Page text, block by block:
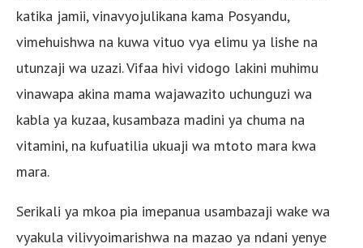
katika jamii, vinavyojulikana kama Posyandu,
vimehuishwa na kuwa vituo vya elimu ya lishe na
utunzaji wa uzazi. Vifaa hivi vidogo lakini muhimu
vinawapa akina mama wajawazito uchunguzi wa
kabla ya kuzaa, kusambaza madini ya chuma na
vitamini, na kufuatilia ukuaji wa mtoto mara kwa
mara.
Serikali ya mkoa pia imepanua usambazaji wake wa
vyakula vilivyoimarishwa na mazao ya ndani yenye